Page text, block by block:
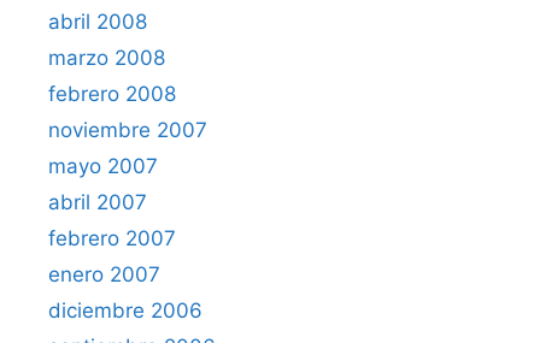
abril 2008
marzo 2008
febrero 2008
noviembre 2007
mayo 2007
abril 2007
febrero 2007
enero 2007
diciembre 2006